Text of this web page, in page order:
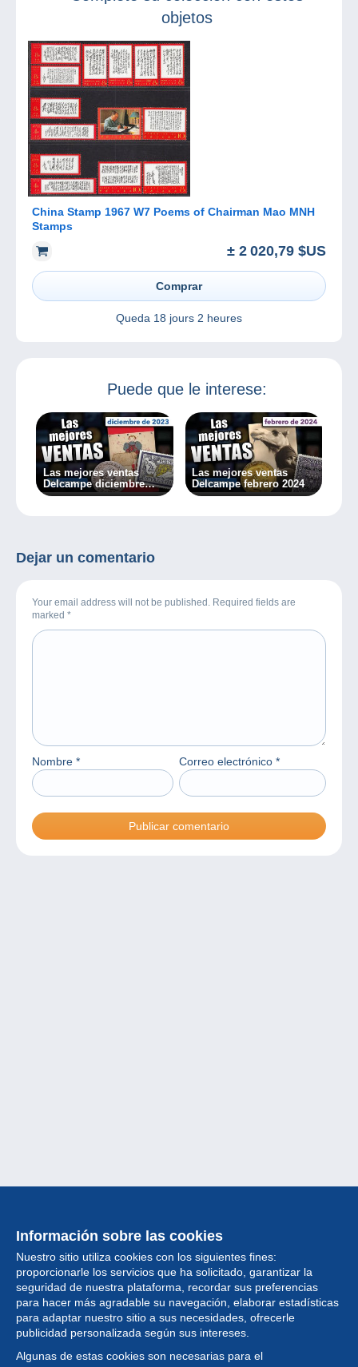
objetos
China Stamp 1967 W7 Poems of Chairman Mao MNH
Stamps
± 2 020,79 $US
Comprar
Queda 18 jours 2 heures
Puede que le interese:
Las mejores ventas
Delcampe diciembre
2023
Las mejores ventas
Delcampe febrero 2024
Dejar un comentario
Your email address will not be published. Required fields are
marked *
Nombre * Correo electrónico *
Información sobre las cookies
Nuestro sitio utiliza cookies con los siguientes fines:
proporcionarle los servicios que ha solicitado, garantizar la
seguridad de nuestra plataforma, recordar sus preferencias
para hacer más agradable su navegación, elaborar estadísticas
para adaptar nuestro sitio a sus necesidades, ofrecerle
publicidad personalizada según sus intereses.
Algunas de estas cookies son necesarias para el
Colección
Noticias